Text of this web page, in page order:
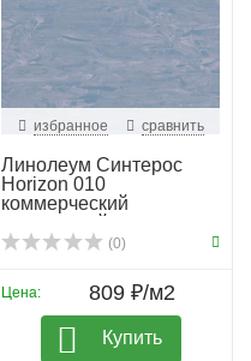
избранное сравнить
Линолеум Синтерос
Horizon 010
коммерческий
гомогенный
(0)
Цена: 809 ₽/м2
Купить